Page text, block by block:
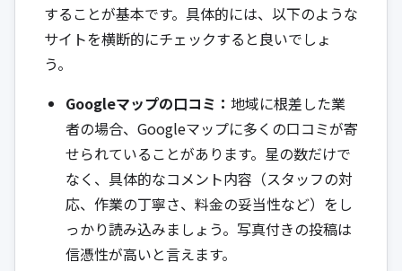
することが基本です。具体的には、以下のような
サイトを横断的にチェックすると良いでしょ
う。
Googleマップの口コミ： 地域に根差した業
者の場合、Googleマップに多くの口コミが寄
せられていることがあります。星の数だけで
なく、具体的なコメント内容（スタッフの対
応、作業の丁寧さ、料金の妥当性など）をし
っかり読み込みましょう。写真付きの投稿は
信憑性が高いと言えます。